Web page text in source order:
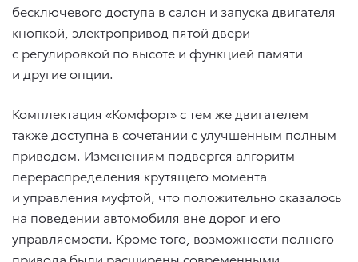
бесключевого доступа в салон и запуска двигателя
кнопкой, электропривод пятой двери
с регулировкой по высоте и функцией памяти
и другие опции.
Комплектация «Комфорт» с тем же двигателем
также доступна в сочетании с улучшенным полным
приводом. Изменениям подвергся алгоритм
перераспределения крутящего момента
и управления муфтой, что положительно сказалось
на поведении автомобиля вне дорог и его
управляемости. Кроме того, возможности полного